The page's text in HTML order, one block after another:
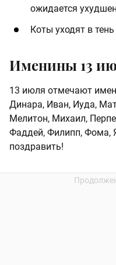
ожидается
Коты уходят в
Именины 13
13 июля отмечают
Динара, Иван, Иуда,
Мелитон, Михаил,
Фаддей, Филипп, Фома,
поздравить!